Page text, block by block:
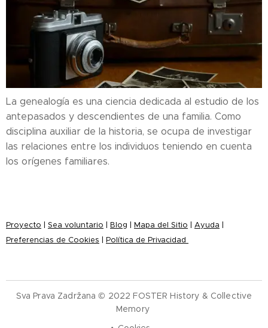
La genealogía es una ciencia dedicada al estudio de los
antepasados ​​y descendientes de una familia. Como
disciplina auxiliar de la historia, se ocupa de investigar
las relaciones entre los individuos teniendo en cuenta
los orígenes familiares.
Proyecto Sea voluntario Blog Mapa del Sitio Ayuda
Preferencias de Cookies
Política de Privacidad
Sva Prava Zadržana © 2022 FOSTER History & Collective
Memory